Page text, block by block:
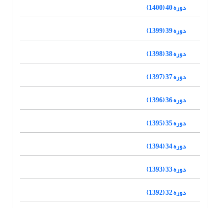
دوره 40 (1400)
دوره 39 (1399)
دوره 38 (1398)
دوره 37 (1397)
دوره 36 (1396)
دوره 35 (1395)
دوره 34 (1394)
دوره 33 (1393)
دوره 32 (1392)